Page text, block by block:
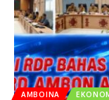
AMBOINA